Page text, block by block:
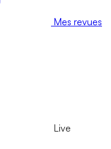
Mes revues
Live